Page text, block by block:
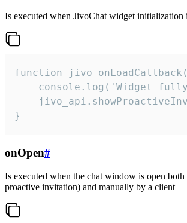
Is executed when JivoChat widget initialization
function
console.log('Widget
}
onOpen#
Is executed when the chat window is open
proactive invitation) and manually by a client